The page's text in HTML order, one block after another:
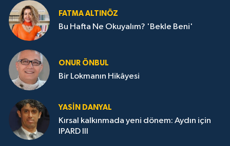
FATMA ALTINÖZ
Bu Hafta Ne Okuyalım? 'Bekle Beni'
ONUR ÖNBUL
Bir Lokmanın Hikâyesi
YASIN DANYAL
Kırsal kalkınmada yeni dönem: Aydın için
IPARD III